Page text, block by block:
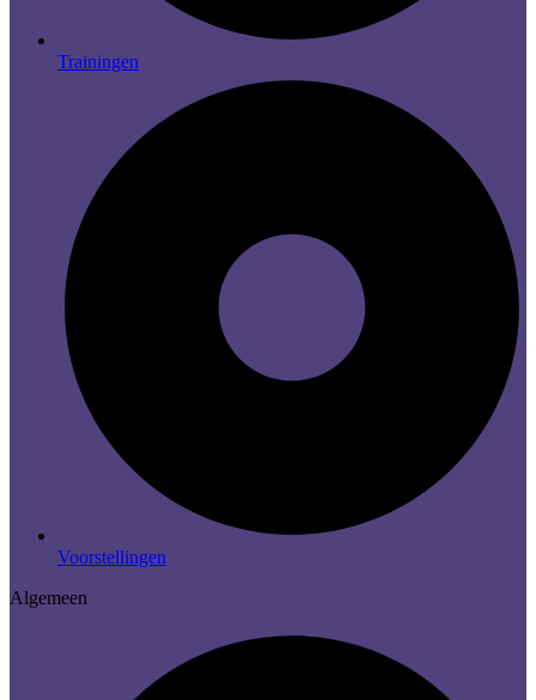
Trainingen
Voorstellingen
Algemeen